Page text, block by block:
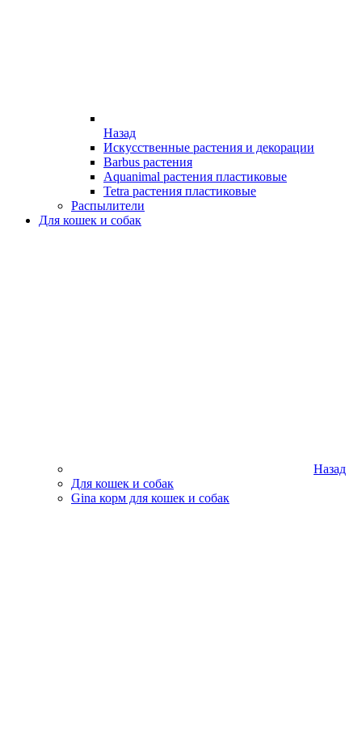
Назад
Искусственные растения и декорации
Barbus растения
Aquanimal растения пластиковые
Tetra растения пластиковые
Распылители
Для кошек и собак
Назад
Для кошек и собак
Gina корм для кошек и собак